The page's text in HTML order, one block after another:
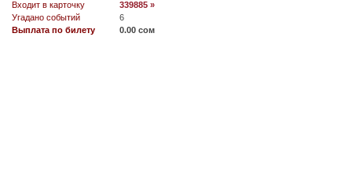
Входит в карточку
339885 »
Угадано событий
6
Выплата по билету
0.00 сом